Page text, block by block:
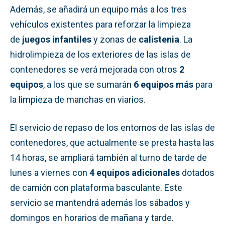
Además, se añadirá un equipo más a los tres
vehículos existentes para reforzar la limpieza
de juegos infantilesy zonas de calistenia. La
hidrolimpieza de los exteriores de las islas de
contenedores se verá mejorada con otros 2
equipos, a los que se sumarán 6 equipos más para
la limpieza de manchas en viarios.
El servicio de repaso de los entornos de las islas de
contenedores, que actualmente se presta hasta las
14 horas, se ampliará también al turno de tarde de
lunes a viernes con 4 equipos adicionales dotados
de camión con plataforma basculante. Este
servicio se mantendrá además los sábados y
domingos en horarios de mañana y tarde.